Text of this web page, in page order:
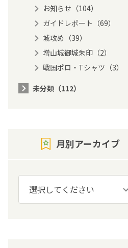
お知らせ（104）
ガイドレポート（69）
城攻め（39）
増山城御城朱印（2）
戦国ポロ・Tシャツ（3）
未分類（112）
月別アーカイブ